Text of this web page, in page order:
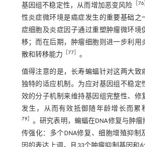
基因组不稳定性，从而增加恶变风险 76
性炎症微环境是癌症发生的重要基础之
症细胞及炎症因子通过重塑肿瘤微环境
移；而在后期，肿瘤细胞则进一步利用
散和转移能力
77］ 。
值得注意的是，长寿蝙蝠针对这两大致
独特的适应机制。为应对基因组不稳定
效的分子机制来维持基因组完整性、修
发生，从而有效抵御随年龄增长而累
79］ 。研究表明，蝙蝠在DNA修复与肿
传强化：多个DNA修复、细胞增殖抑制